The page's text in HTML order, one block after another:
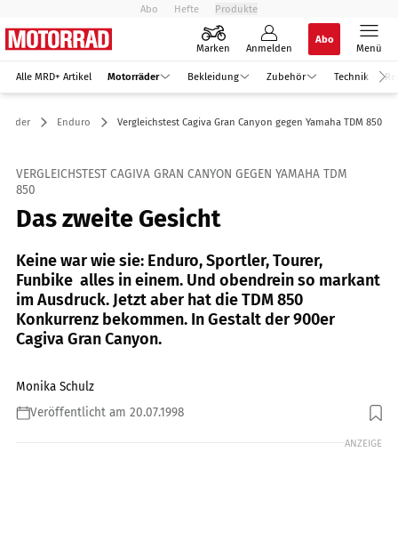
Abo Hefte Produkte
Marken Anmelden
Abo
Menü
Alle MRD+ Artikel Motorräder Bekleidung Zubehör Technik
Enduro Vergleichstest Cagiva Gran Canyon gegen Yamaha TDM 850
VERGLEICHSTEST CAGIVA GRAN CANYON GEGEN YAMAHA TDM
850
Das zweite Gesicht
Keine war wie sie: Enduro, Sportler, Tourer,
Funbike  alles in einem. Und obendrein so markant
im Ausdruck. Jetzt aber hat die TDM 850
Konkurrenz bekommen. In Gestalt der 900er
Cagiva Gran Canyon.
Monika Schulz
Veröffentlicht am 20.07.1998
ANZEIGE